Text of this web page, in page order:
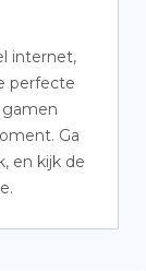
internet,
perfecte
Ga
en kijk de